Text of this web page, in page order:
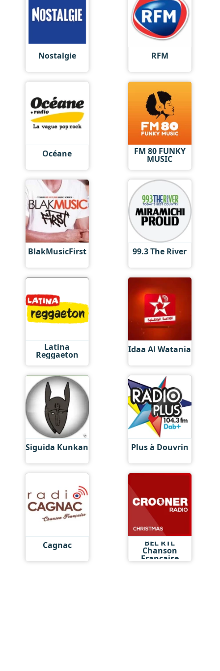
Nostalgie RFM
Océane FM 80 FUNKY
MUSIC
BlakMusicFirst 99.3 The River
Latina
Reggaeton Idaa Al Watania
Siguida Kunkan Plus à Douvrin
Cagnac BEL RTL
Chanson
Française